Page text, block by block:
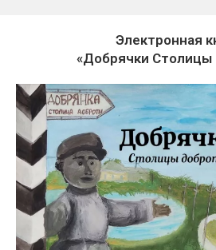
Электронная
«Добрячки Столицы